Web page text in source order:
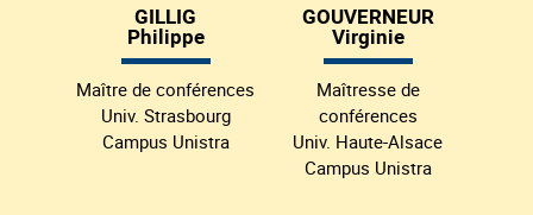
GILLIG
Philippe
Maître de conférences
Univ. Strasbourg
Campus Unistra
GOUVERNEUR
Virginie
Maîtresse de
conférences
Univ. Haute-Alsace
Campus Unistra